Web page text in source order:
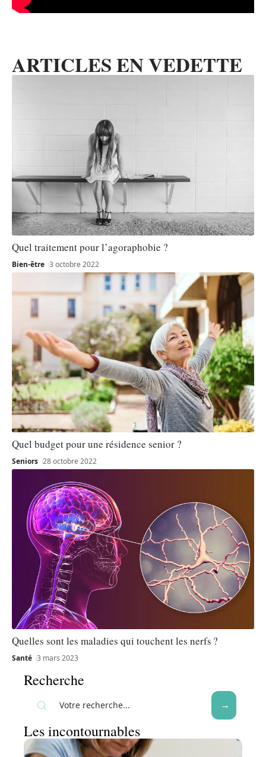
ARTICLES EN VEDETTE
Quel traitement pour l’agoraphobie ?
Bien-être 3 octobre 2022
Quel budget pour une résidence senior ?
Seniors 28 octobre 2022
Quelles sont les maladies qui touchent les nerfs ?
Santé 3 mars 2023
Recherche
Les incontournables